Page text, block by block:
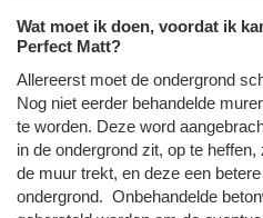
Wat moet ik doen, voordat ik
Perfect Matt?
Allereerst moet de ondergrond
Nog niet eerder behandelde
te worden. Deze word
in de ondergrond zit, op te
de muur trekt, en deze een
ondergrond. Onbehandelde